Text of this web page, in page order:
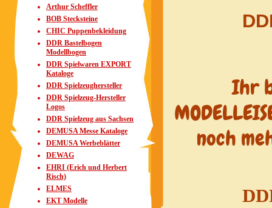
Arthur Scheffler
BOB Stecksteine
CHIC Puppenbekleidung
DDR Bastelbogen
Modellbogen
DDR Spielwaren EXPORT
Kataloge
DDR Spielzeughersteller
DDR Spielzeug-Hersteller
Logos
DDR Spielzeug aus Sachsen
DEMUSA Messe Kataloge
DEMUSA Werbeblätter
DEWAG
EHRI (Erich und Herbert
Risch)
ELMES
EKT Modelle
Ihr
noch